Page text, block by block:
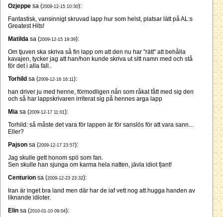
Ozjeppe sa (2009-12-15 10:30):
Fantastisk, vansinnigt skruvad lapp hur som helst, platsar lätt på AL:s
Greatest Hits!
Matilda sa (2009-12-15 19:39):
Om tjuven ska skriva så fin lapp om att den nu har "rätt" att behålla
kavajen, tycker jag att han/hon kunde skriva ut sitt namn med och stå
för det i alla fall..
Torhild sa (2009-12-16 16:11):
han driver ju med henne, förmodligen nån som råkat fått med sig den
och så har lappskrivaren irriterat sig på hennes arga lapp
Mia sa (2009-12-17 11:01):
Torhild: så måste det vara för lappen är för sanslös för att vara sann...
Eller?
Pajson sa (2009-12-17 23:57):
Jag skulle gett honom spö som fan.
Sen skulle han sjunga om karma hela natten, jävla idiot fjant!
Centurion sa (2009-12-23 23:32):
Iran är inget bra land men där har de iaf vett nog att hugga handen av
liknande idioter.
Elin sa (2010-01-10 09:04):